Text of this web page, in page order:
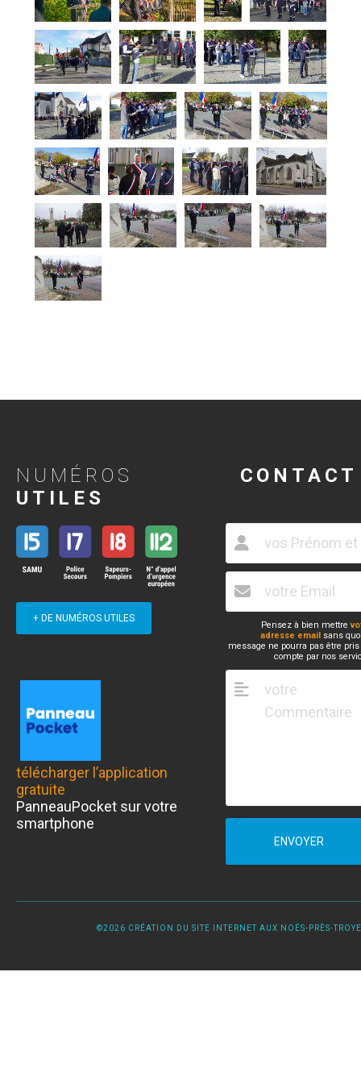
NUMÉROS
UTILES
+ DE NUMÉROS UTILES
télécharger l’application
gratuite
PanneauPocket sur votre
smartphone
CONTACT
Pensez à bien mettre
adresse email sans
message ne pourra pas être
compte par nos
ENVOYER
©2026 CRÉATION DU SITE INTERNET AUX NOËS-PRÈS-